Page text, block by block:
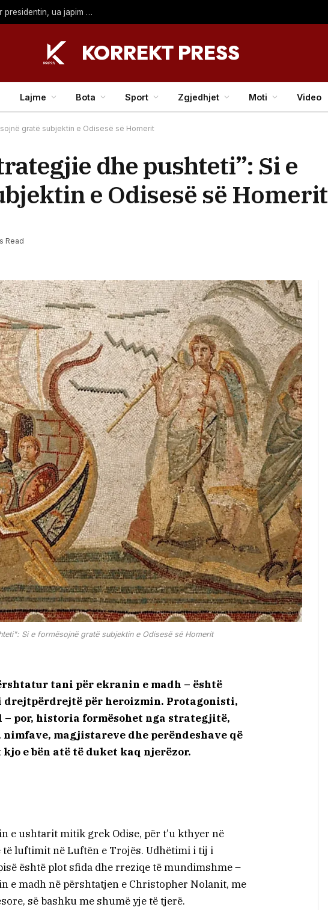
​Kurti i nis sërish letër Hamzës: Qëndroni në sallë për presidentin, ua japim kryetarin e Kuvendit
Lajme Bota Sport Zgjedhjet Moti Video
gratë subjektin e Odisesë së Homerit
dhe pushteti”: Si e
e Odisesë së Homerit
Read
Si e formësojnë gratë subjektin e Odisesë së Homerit
tani për ekranin e madh – është
i drejtpërdrejtë për heroizmin. Protagonisti,
– por, historia formësohet nga strategjitë,
magjistareve dhe perëndeshave që
e bën atë të duket kaq njerëzor.
e ushtarit mitik grek Odise, për t’u kthyer në
të luftimit në Luftën e Trojës. Udhëtimi i tij i
është plot sfida dhe rreziqe të mundimshme –
e madh në përshtatjen e Christopher Nolanit, me
së bashku me shumë yje të tjerë.